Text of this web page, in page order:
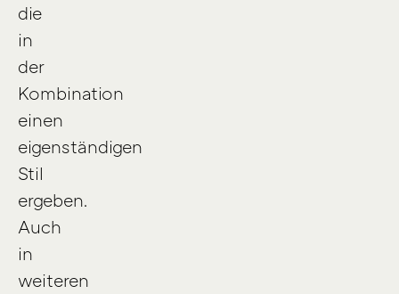
die
in
der
Kombination
einen
eigenständigen
Stil
ergeben.
Auch
in
weiteren